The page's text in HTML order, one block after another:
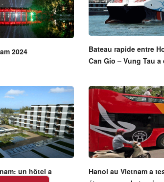
2024
Bateau rapide entre
Can Gio – Vung Tau
un hôtel a
Hanoi au Vietnam a